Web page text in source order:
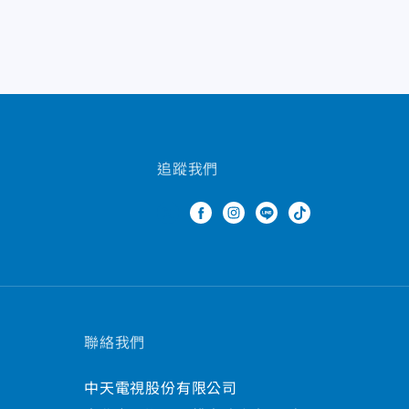
追蹤我們
聯絡我們
中天電視股份有限公司